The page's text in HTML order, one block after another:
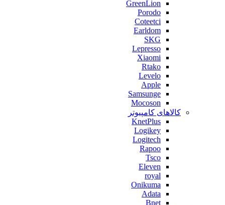
GreenLion
Porodo
Coteetci
Earldom
SKG
Lepresso
Xiaomi
Rtako
Levelo
Apple
Samsunge
Mocoson
کالاهای کامپیوتر
KnetPlus
Logikey
Logitech
Rapoo
Tsco
Eleven
royal
Onikuma
Adata
Bnet